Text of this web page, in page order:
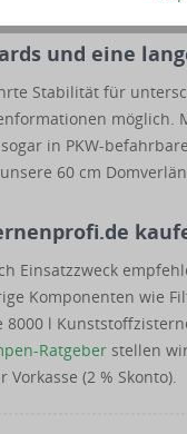
und eine
Stabilität für
möglich.
in PKW-
60 cm
Einsatzzweck
Komponenten wie
l
Ratgeber stellen
(2 % Skonto).